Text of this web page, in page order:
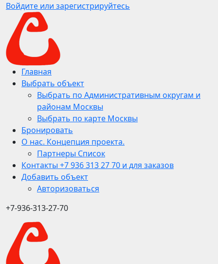
Войдите или зарегистрируйтесь
Главная
Выбрать объект
Выбрать по Административным округам и
районам Москвы
Выбрать по карте Москвы
Бронировать
О нас. Концепция проекта.
Партнеры Список
Контакты +7 936 313 27 70 и для заказов
Добавить объект
Авторизоваться
+7-936-313-27-70